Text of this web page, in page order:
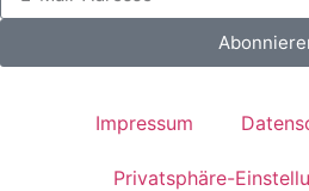
Impressum
Privatsphäre-